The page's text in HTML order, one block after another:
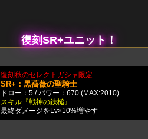
復刻SR+ユニット！
復刻秋のセレクトガシャ限定
SR+：黒薔薇の聖騎士
ドロー：5 / パワー：670 (MAX:2010)
スキル『戦神の鉄槌』
最終ダメージをLv×10%増やす